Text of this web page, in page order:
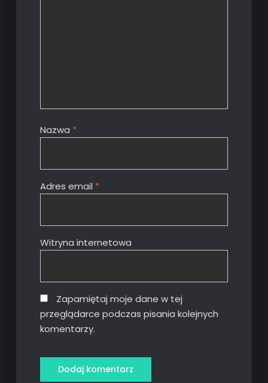
Nazwa *
Adres email *
Witryna internetowa
Zapamiętaj moje dane w tej
przeglądarce podczas pisania kolejnych
komentarzy.